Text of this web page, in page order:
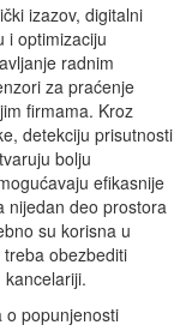
izazov, digitalni
i optimizaciju
radnim
za praćenje
firmama. Kroz
detekciju prisutnosti
bolju
efikasnije
nijedan deo prostora
su korisna u
obezbediti
o popunjenosti